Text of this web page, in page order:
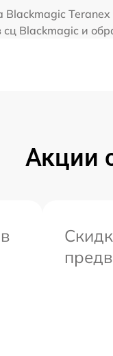
Teranex
Blackmagic и
Акции